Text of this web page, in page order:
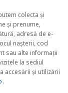
colecta și
și prenume,
adresă de e-
nașterii, cod
sau alte informații
la sediul
accesării și utilizării
.